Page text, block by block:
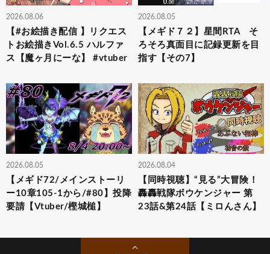
2026.08.06
【#お絵描き配信 】リクエス
トお絵描きVol.6.5 ハルファ
ス【魔ヶ月にーな】 #vtuber
2026.08.05
【メギド７２】星間RTA そ
ろそろ真面目に記録更新を目
指す【その7】
2026.08.05
【メギド72/メインストーリ
ー10章105-1から/#80】投降
要請【Vtuber/樫城槌】
2026.08.04
【同時視聴】“見る”大冒険！
轟轟戦隊ボウケンジャー 第
23話&第24話【ミロんさん】